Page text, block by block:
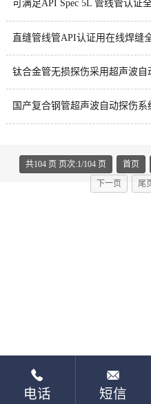
共104 页 页次:1/104 页 首页
下一页
尾

电话

短信